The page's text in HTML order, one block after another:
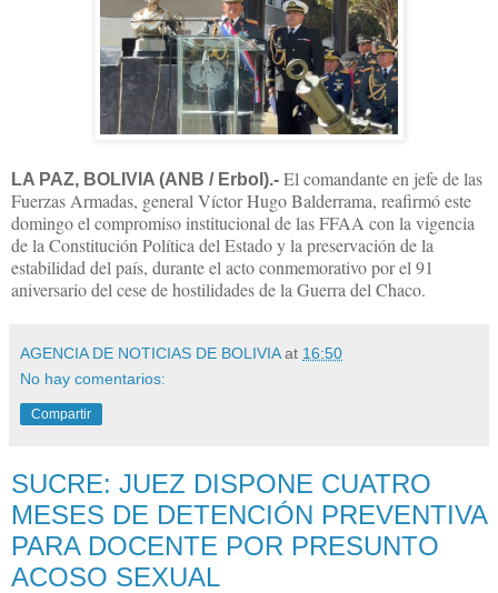
LA PAZ, BOLIVIA (ANB / Erbol).- El comandante en jefe de las
Fuerzas Armadas, general Víctor Hugo Balderrama, reafirmó este
domingo el compromiso institucional de las FFAA con la vigencia
de la Constitución Política del Estado y la preservación de la
estabilidad del país, durante el acto conmemorativo por el 91
aniversario del cese de hostilidades de la Guerra del Chaco.
AGENCIA DE NOTICIAS DE BOLIVIA at 16:50
No hay comentarios:
Compartir
SUCRE: JUEZ DISPONE CUATRO
MESES DE DETENCIÓN PREVENTIVA
PARA DOCENTE POR PRESUNTO
ACOSO SEXUAL